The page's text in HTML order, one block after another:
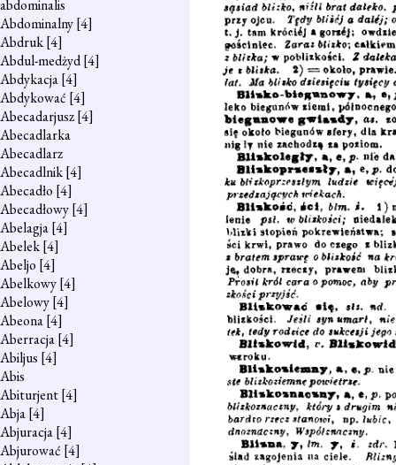
abdominalis
Abdominalny[4]
Abdruk[4]
Abdul-medżyd[4]
Abdykacja[4]
Abdykować [4]
Abecadarjusz[4]
Abecadlarka
Abecadlarz
Abecadlnik[4]
Abecadło [4]
Abecadłowy[4]
Abelagja[4]
Abelek[4]
Abeljo [4]
Abelkowy[4]
Abelowy[4]
Abeona[4]
Aberracja[4]
Abiljus [4]
Abis
Abiturjent[4]
Abja[4]
Abjuracja[4]
Abjurować [4]